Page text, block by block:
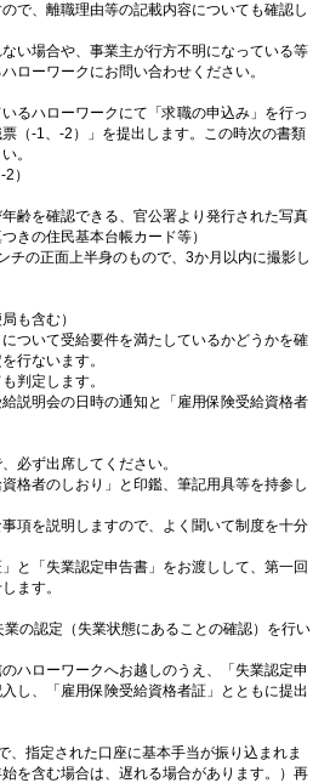
で、離職理由等の記載内容についても確認し
い場合や、事業主が行方不明になっている等
ローワークにお問い合わせください。
るハローワークにて「求職の申込み」を行っ
（-1、-2）」を提出します。この時次の書類
。
）
齢を確認できる、官公署より発行された写真
きの住民基本台帳カード等）
チの正面上半身のもので、3か月以内に撮影し
も含む）
ついて受給要件を満たしているかどうかを確
行ないます。
判定します。
説明会の日時の通知と「雇用保険受給資格者
必ず出席してください。
格者のしおり」と印鑑、筆記用具等を持参し
項を説明しますので、よく聞いて制度を十分
と「失業認定申告書」をお渡しして、第一回
ます。
の認定（失業状態にあることの確認）を行い
ハローワークへお越しのうえ、「失業認定申
し、「雇用保険受給資格者証」とともに提出
、指定された口座に基本手当が振り込まれま
を含む場合は、遅れる場合があります。）再